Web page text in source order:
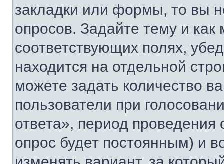
закладки или формы, то вы
опросов. Задайте тему и
соответствующих полях,
находится на отдельной
можете задать количество
пользователи при
ответа», период проведения
опрос будет постоянным) и